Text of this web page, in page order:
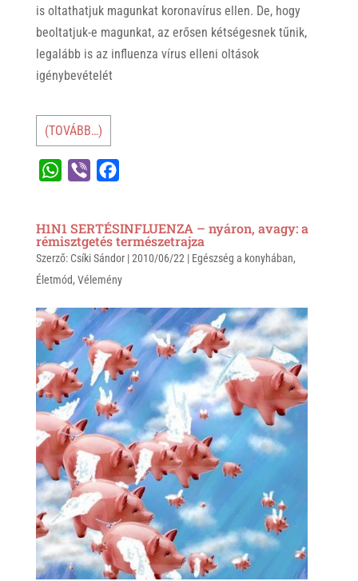
is oltathatjuk magunkat koronavírus ellen. De, hogy
beoltatjuk-e magunkat, az erősen kétségesnek tűnik,
legalább is az influenza vírus elleni oltások
igénybevételét
(TOVÁBB…)
t
s
A
p
e
r
e
b
o
H1N1 SERTÉSINFLUENZA – nyáron, avagy: a
rémisztgetés természetrajza
Szerző: Csíki Sándor|2010/06/22 | Egészség a konyhában,
Életmód, Vélemény